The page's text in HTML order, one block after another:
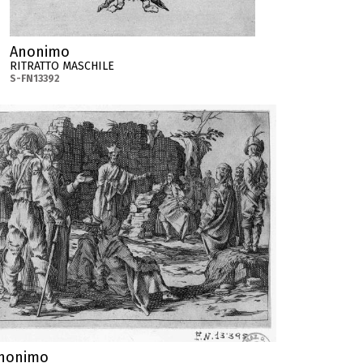
Anonimo
RITRATTO MASCHILE
S-FN13392